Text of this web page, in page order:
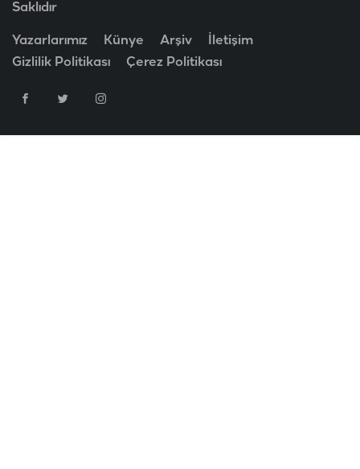
Saklıdır
Yazarlarımız Künye Arşiv
İletişim
Gizlilik Politikası
Çerez Politikası